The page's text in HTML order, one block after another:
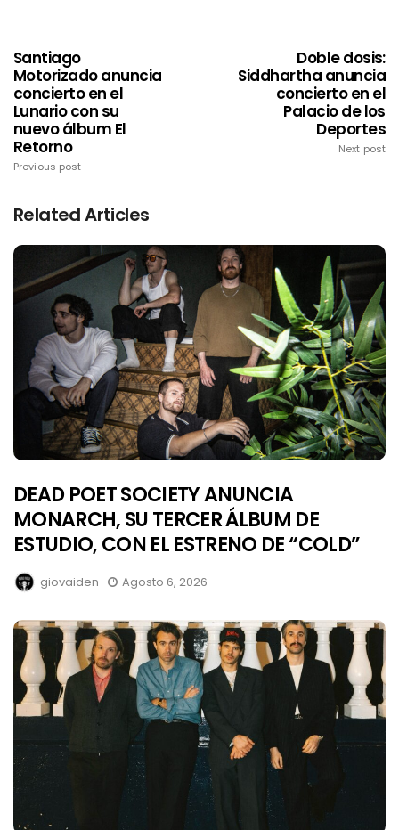
Santiago
Motorizado anuncia
concierto en el
Lunario con su
nuevo álbum El
Retorno
Previous post
Doble dosis:
Siddhartha anuncia
concierto en el
Palacio de los
Deportes
Next post
Related Articles
DEAD POET SOCIETY ANUNCIA
MONARCH, SU TERCER ÁLBUM DE
ESTUDIO, CON EL ESTRENO DE “COLD”
giovaiden Agosto 6, 2026